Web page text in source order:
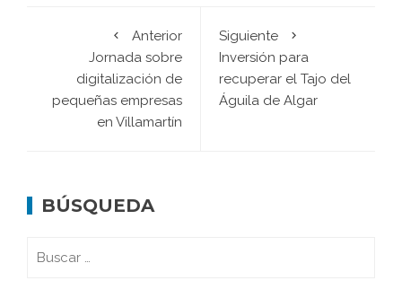
Anterior
Jornada sobre
digitalización de
pequeñas empresas
en Villamartín
Siguiente
Inversión para
recuperar el Tajo del
Águila de Algar
BÚSQUEDA